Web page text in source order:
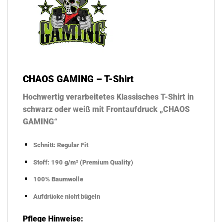
CHAOS GAMING – T-Shirt
Hochwertig verarbeitetes Klassisches T-Shirt in
schwarz oder weiß mit Frontaufdruck „CHAOS
GAMING“
Schnitt: Regular Fit
Stoff: 190 g/m² (Premium Quality)
100% Baumwolle
Aufdrücke nicht bügeln
Pflege Hinweise: